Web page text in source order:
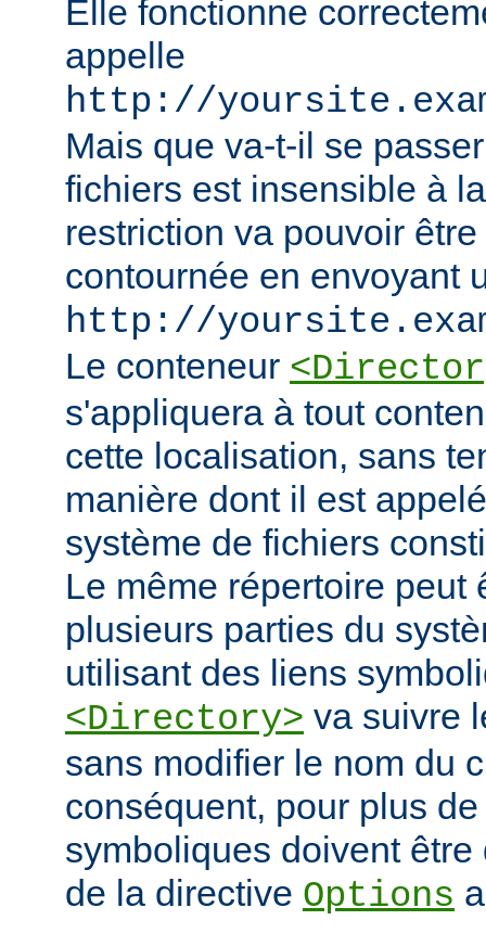
Elle fonctionne
appelle
http://
Mais que va-t-il se
fichiers est insensible à
restriction va pouvoir
contournée en envoyant
http://
Le conteneur
s'appliquera à tout
cette localisation, sans
manière dont il est
système de fichiers
Le même répertoire peut
plusieurs parties du
utilisant des liens
<Directory> va suivre
sans modifier le nom du
conséquent, pour plus
symboliques doivent
de la directive Options